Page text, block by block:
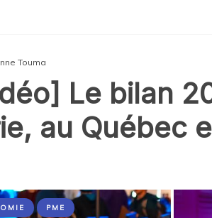
Touma
Le bilan
au Québec
PME